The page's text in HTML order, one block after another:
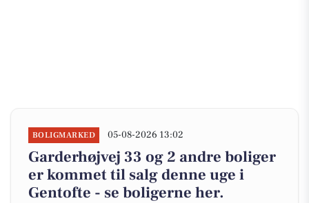
BOLIGMARKED 05-08-2026 13:02
Garderhøjvej 33 og 2 andre boliger
er kommet til salg denne uge i
Gentofte - se boligerne her.